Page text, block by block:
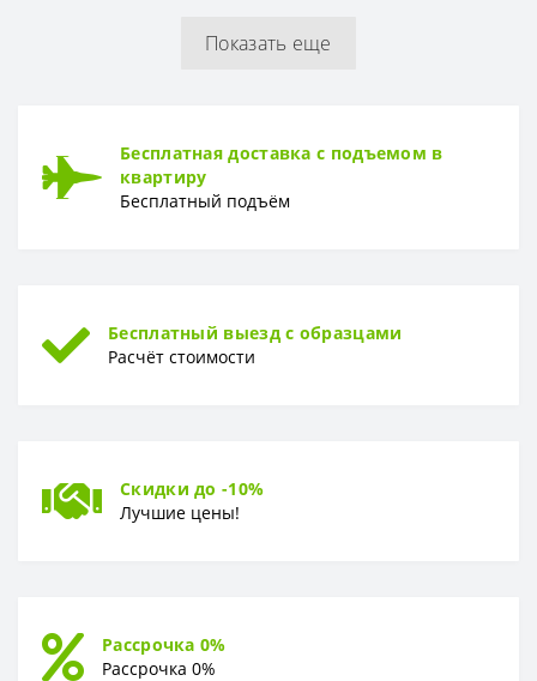
Тип Горячее тиснение
Показать еще
Бесплатная доставка с подъемом в
квартиру
Бесплатный подъём
Бесплатный выезд с образцами
Расчёт стоимости
Скидки до -10%
Лучшие цены!
Рассрочка 0%
Рассрочка 0%